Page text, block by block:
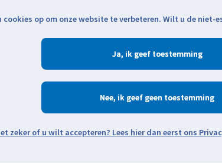
cookies op om onze website te verbeteren. Wilt u de niet-
Ja
Nee